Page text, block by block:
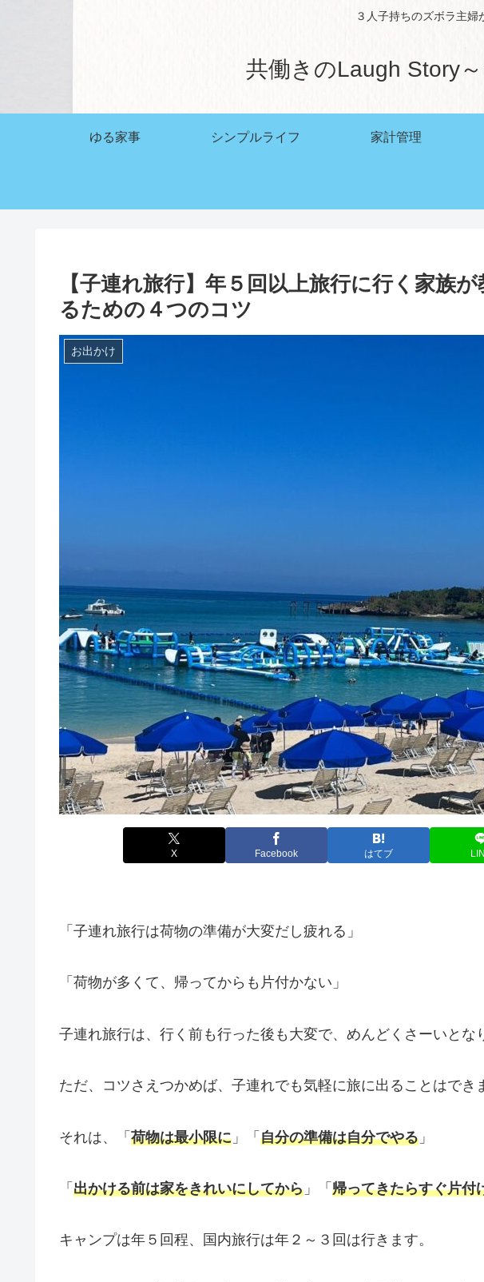
３人子持ちのズボラ主婦
共働きのLaugh Story
ゆる家事 シンプルライフ 家計管理
【子連れ旅行】年５回以上旅行に行く家族
るための４つのコツ
お出かけ
X Facebook はてブ
「子連れ旅行は荷物の準備が大変だし疲れる」
「荷物が多くて、帰ってからも片付かない」
子連れ旅行は、行く前も行った後も大変で、めんどくさーいとな
ただ、コツさえつかめば、子連れでも気軽に旅に出ることはでき
それは、「 荷物は最小限に 」「 自分の準備は自分でやる 」
「 出かける前は家をきれいにしてから 」「 帰ってきたらすぐ片付
キャンプは年５回程、国内旅行は年２～３回は行きます。